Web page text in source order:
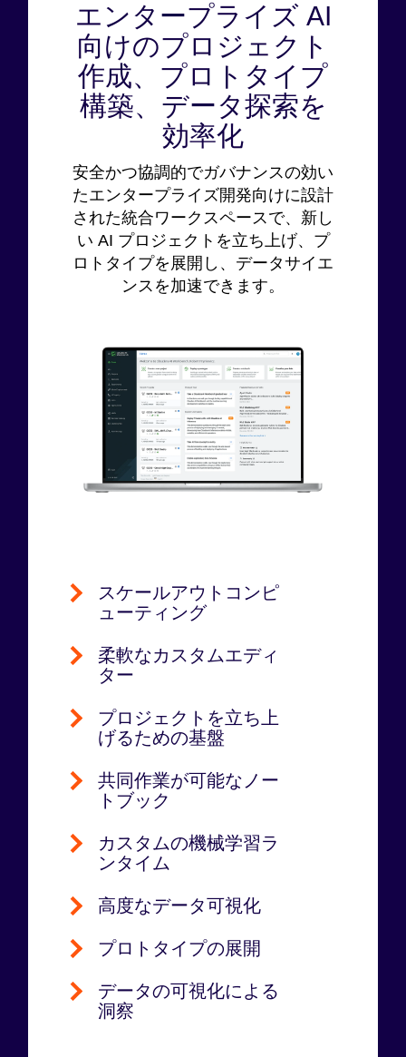
エンタープライズ AI
向けのプロジェクト
作成、プロトタイプ
構築、データ探索を
効率化
安全かつ協調的でガバナンスの効い
たエンタープライズ開発向けに設計
された統合ワークスペースで、新し
い AI プロジェクトを立ち上げ、プ
ロトタイプを展開し、データサイエ
ンスを加速できます。
スケールアウトコンピ
ューティング
柔軟なカスタムエディ
ター
プロジェクトを立ち上
げるための基盤
共同作業が可能なノー
トブック
カスタムの機械学習ラ
ンタイム
高度なデータ可視化
プロトタイプの展開
データの可視化による
洞察